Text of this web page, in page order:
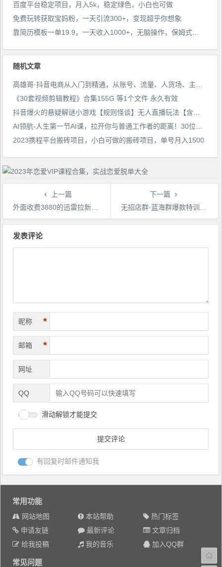
百度平台稳定项目，月入5k，稳定绿色，小白也可做
免费玩转获取宝妈粉，一天引流300+，变现超乎你想象
随机文章
《30套视频剪辑教程》合集155G 等1个文件 永久有效
2023携程平台搬砖项目，小白可做的搬砖项目，单号月入1500
上一篇
外面收费3880的迅雷拉新项目（漫画、小说推文）【详细教程】
下一篇
无招店群·蓝海群爆款特训营(10月新课)低成本起店+小爆款打造+群爆款维护
文
发表评论
昵称 *
邮箱 *
网址
QQ
滑动解锁才能提交
有回复时邮件通知我
常用功能
网站地图 本站帮助
热门标签
申请友链
最新评论
文章归档
给我投稿
我的音乐 加入QQ群
常见问题